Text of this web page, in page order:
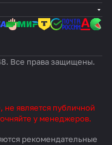
Все права защищены.
является публичной
у менеджеров.
рекомендательные